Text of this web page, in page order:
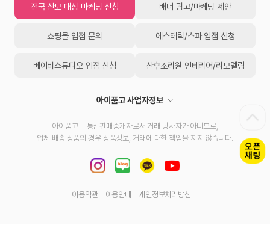
전국 산모 대상 마케팅 신청 배너 광고/마케팅 제안
쇼핑몰 입점 문의 에스테틱/스파 입점 신청
베이비스튜디오 입점 신청 산후조리원 인테리어/리모델링
아이품고 사업자정보
아이품고는 통신판매중개자로서 거래 당사자가 아니므로,
업체 배송 상품의 경우 상품정보, 거래에 대한 책임을 지지 않습니다.
이용약관 이용안내 개인정보처리방침